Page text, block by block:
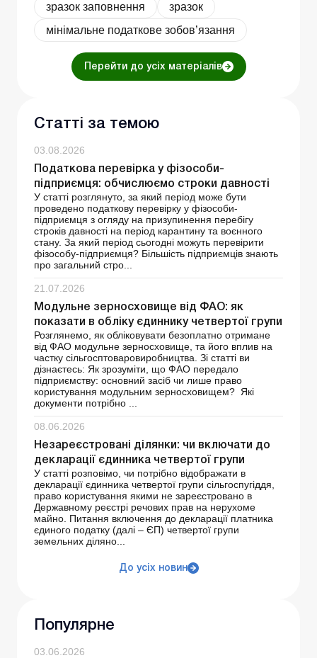
зразок заповнення
зразок
мінімальне податкове зобов’язання
Перейти до усіх матеріалів
Статті за темою
03.08.2026
Податкова перевірка у фізособи-
підприємця: обчислюємо строки давності
У статті розглянуто, за який період може бути
проведено податкову перевірку у фізособи-
підприємця з огляду на призупинення перебігу
строків давності на період карантину та воєнного
стану. За який період сьогодні можуть перевірити
фізособу-підприємця? Більшість підприємців знають
про загальний стро...
21.07.2026
Модульне зерносховище від ФАО: як
показати в обліку єдиннику четвертої групи
Розглянемо, як обліковувати безоплатно отримане
від ФАО модульне зерносховище, та його вплив на
частку сільгосптоваровиробництва. Зі статті ви
дізнаєтесь: Як зрозуміти, що ФАО передало
підприємству: основний засіб чи лише право
користування модульним зерносховищем? Які
документи потрібно ...
08.06.2026
Незареєстровані ділянки: чи включати до
декларації єдинника четвертої групи
У статті розповімо, чи потрібно відображати в
декларації єдинника четвертої групи сільгоспугіддя,
право користування якими не зареєстровано в
Державному реєстрі речових прав на нерухоме
майно. Питання включення до декларації платника
єдиного податку (далі – ЄП) четвертої групи
земельних діляно...
До усіх новин
Популярне
03.06.2026